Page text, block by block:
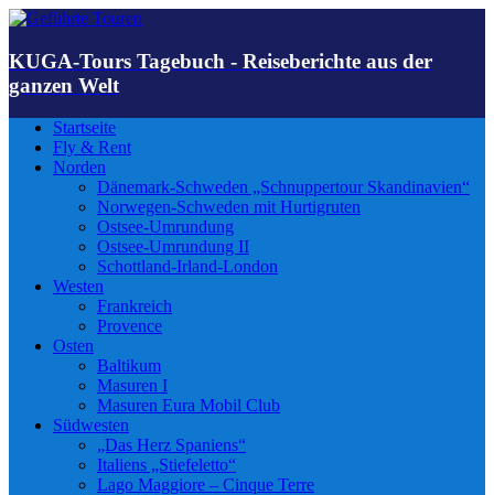
KUGA-Tours Tagebuch - Reiseberichte aus der
ganzen Welt
Startseite
Fly & Rent
Norden
Dänemark-Schweden „Schnuppertour Skandinavien“
Norwegen-Schweden mit Hurtigruten
Ostsee-Umrundung
Ostsee-Umrundung II
Schottland-Irland-London
Westen
Frankreich
Provence
Osten
Baltikum
Masuren I
Masuren Eura Mobil Club
Südwesten
„Das Herz Spaniens“
Italiens „Stiefeletto“
Lago Maggiore – Cinque Terre